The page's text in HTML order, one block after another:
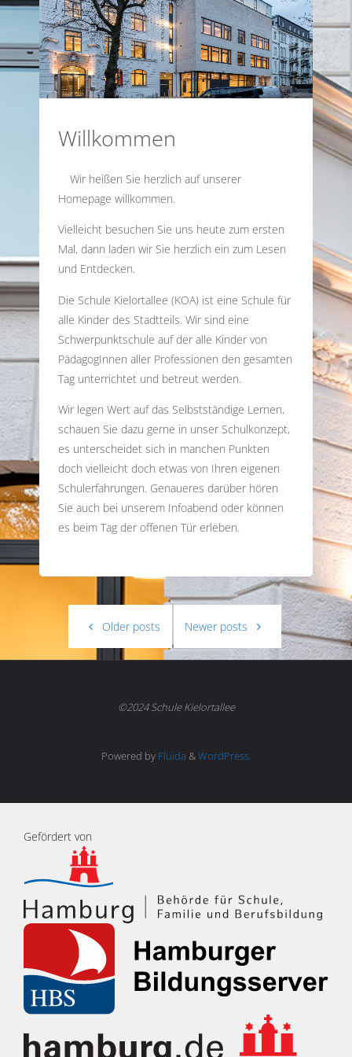
Willkommen
Wir heißen Sie herzlich auf unserer
Homepage willkommen.
Vielleicht besuchen Sie uns heute zum ersten
Mal, dann laden wir Sie herzlich ein zum Lesen
und Entdecken.
Die Schule Kielortallee (KOA) ist eine Schule für
alle Kinder des Stadtteils. Wir sind eine
Schwerpunktschule auf der alle Kinder von
PädagogInnen aller Professionen den gesamten
Tag unterrichtet und betreut werden.
Wir legen Wert auf das Selbstständige Lernen,
schauen Sie dazu gerne in unser Schulkonzept,
es unterscheidet sich in manchen Punkten
doch vielleicht doch etwas von Ihren eigenen
Schulerfahrungen. Genaueres darüber hören
Sie auch bei unserem Infoabend oder können
es beim Tag der offenen Tür erleben.
Older posts Newer posts
©2024 Schule Kielortallee
Powered byFluida &WordPress.
Gefördert von